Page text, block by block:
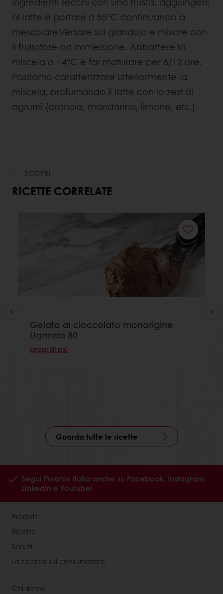
al latte e portare a 85°C continuando a
mescolare.Versare sul gianduja e mixare con
il frullatore ad immersione. Abbattere la
miscela a +4°C e far maturare per 6/12 ore.
Possiamo caratterizzare ulteriormente la
miscela, profumando il latte con lo zest di
agrumi (arancia, mandarino, limone, etc.)
SCOPRI
RICETTE CORRELATE
Gelato al cioccolato monorigine
Uganda 80
Leggi di più
Guarda tutte le ricette
Segui Puratos Italia anche su Facebook, Instagram,
LinkedIn e Youtube!
Prodotti
Ricette
Servizi
La ricerca sul consumatore
Chi siamo